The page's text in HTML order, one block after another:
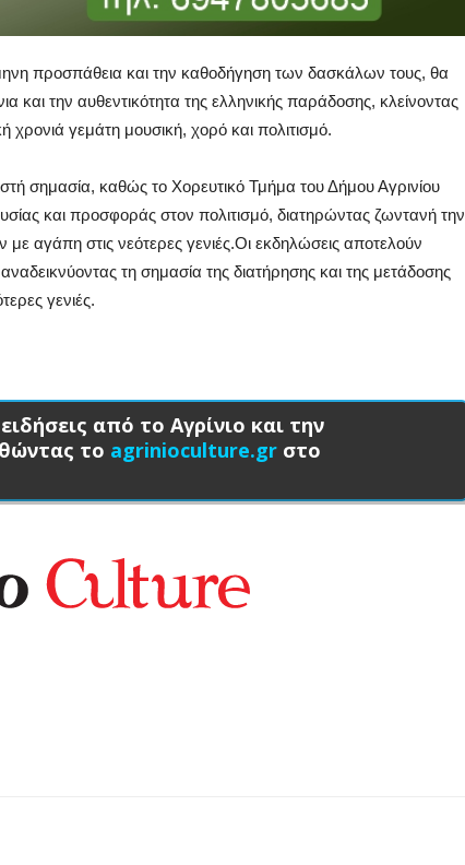
προσπάθεια και την καθοδήγηση των δασκάλων τους, θα
και την αυθεντικότητα της ελληνικής παράδοσης, κλείνοντας
χρονιά γεμάτη μουσική, χορό και πολιτισμό.
σημασία, καθώς το Χορευτικό Τμήμα του Δήμου Αγρινίου
και προσφοράς στον πολιτισμό, διατηρώντας ζωντανή την
με αγάπη στις νεότερες γενιές.Οι εκδηλώσεις αποτελούν
τη σημασία της διατήρησης και της μετάδοσης
γενιές.
από το Αγρίνιο και την
το agrinioculture.gr στο